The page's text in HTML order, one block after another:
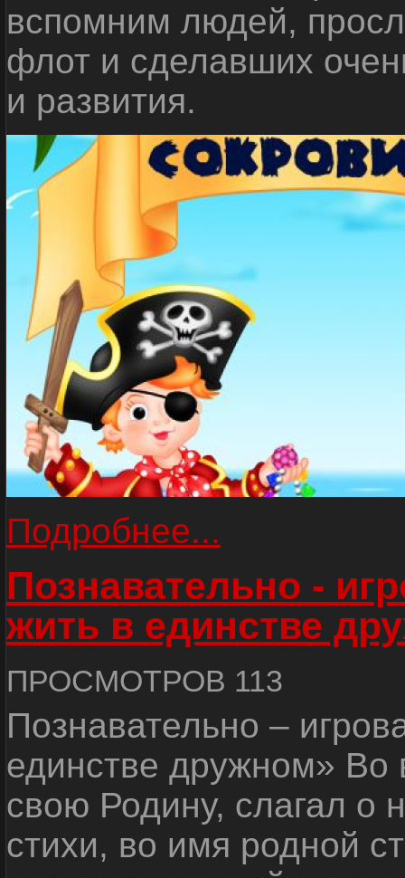
вспомним людей,
флот и сделавших
и развития.
Подробнее...
Познавательно -
жить в единстве
ПРОСМОТРОВ 113
Познавательно –
единстве дружном»
свою Родину, слагал о
стихи, во имя родной